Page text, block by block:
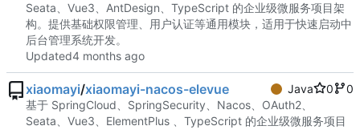
Seata、Vue3、AntDesign、TypeScript 的企业级微服务项目架
构。提供基础权限管理、用户认证等通用模块，适用于快速启动中
后台管理系统开发。
Updated
xiaomayi/xiaomayi-nacos-elevue Java 0
0
基于 SpringCloud、SpringSecurity、Nacos、OAuth2、
Seata、Vue3、ElementPlus 、TypeScript 的企业级微服务项目